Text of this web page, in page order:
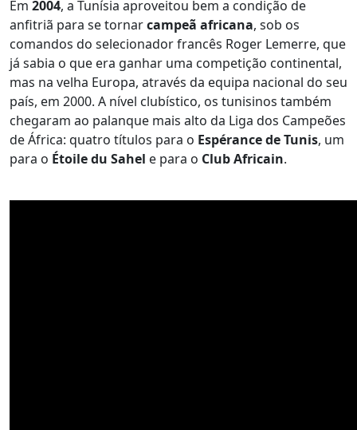
Em 2004, a Tunísia aproveitou bem a condição de
anfitriã para se tornarcampeã africana, sob os
comandos do selecionador francês Roger Lemerre, que
já sabia o que era ganhar uma competição continental,
mas na velha Europa, através da equipa nacional do seu
país, em 2000. A nível clubístico, os tunisinos também
chegaram ao palanque mais alto da Liga dos Campeões
de África: quatro títulos para o Espérance de Tunis, um
para o Étoile du Sahel e para o Club Africain.